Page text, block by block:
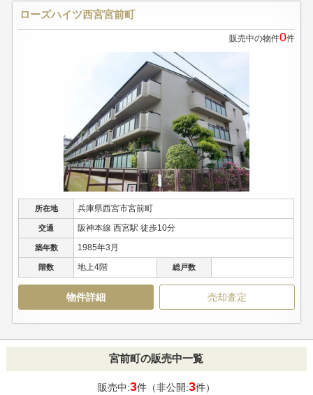
ローズハイツ西宮宮前町
販売中の物件0件
所在地 兵庫県西宮市宮前町
交通 阪神本線 西宮駅 徒歩10分
築年数 1985年3月
階数 地上4階 総戸数
物件詳細 売却査定
宮前町の販売中一覧
販売中:3件（非公開:3件）